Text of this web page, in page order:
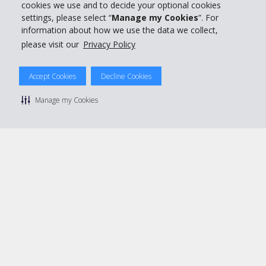
cookies we use and to decide your optional cookies
settings, please select “Manage my Cookies”. For
information about how we use the data we collect,
please visit our Privacy Policy
Accept Cookies Decline Cookies
Manage my Cookies
Réserver avec Hertz
Politique de confidentialité
Conditions de location
Gérer mes cookies